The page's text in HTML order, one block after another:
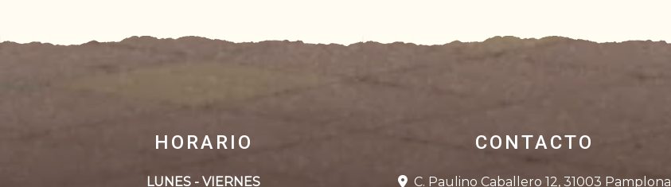
HORARIO
LUNES - VIERNES
CONTACTO
C. Paulino Caballero 12, 31003 Pamplona